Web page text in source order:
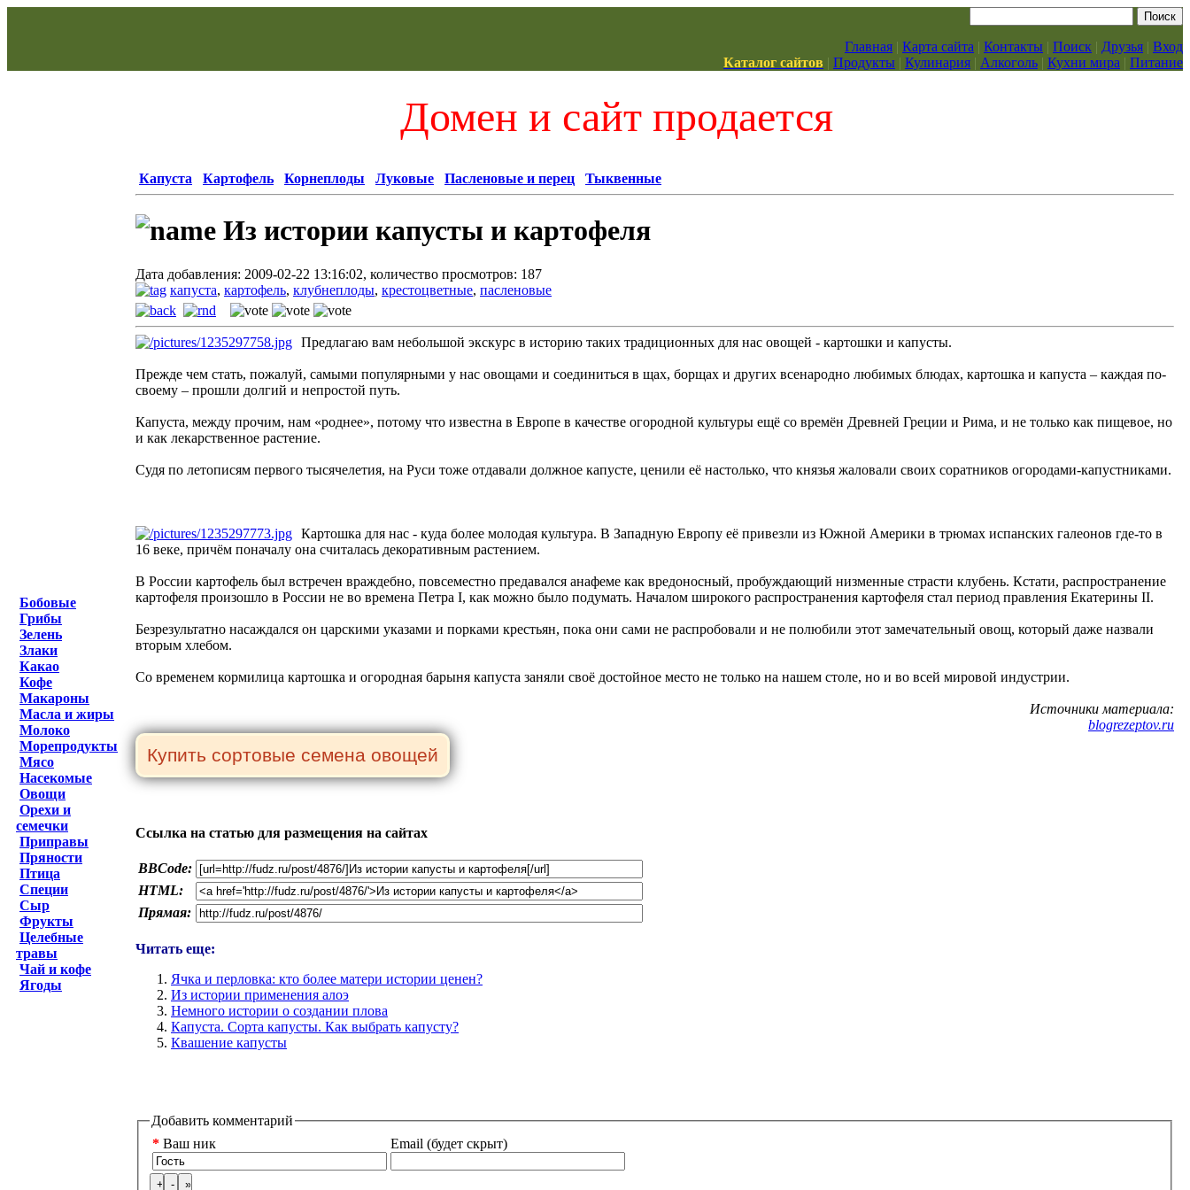
Главная | Карта сайта | Контакты | Поиск | Друзья | Вход
Каталог сайтов | Продукты | Кулинария | Алкоголь | Кухни мира | Питание
Домен и сайт продается
Бобовые
Грибы
Зелень
Злаки
Какао
Кофе
Макароны
Масла и жиры
Молоко
Морепродукты
Мясо
Насекомые
Овощи
Орехи и
семечки
Приправы
Пряности
Птица
Специи
Сыр
Фрукты
Целебные
травы
Чай и кофе
Ягоды
Капуста Картофель Корнеплоды Луковые Пасленовые и перец Тыквенные
Из истории капусты и картофеля
Дата добавления: 2009-02-22 13:16:02, количество просмотров: 187
капуста, картофель, клубнеплоды, крестоцветные, пасленовые
Предлагаю вам небольшой экскурс в историю таких традиционных для нас овощей - картошки и капусты.
Прежде чем стать, пожалуй, самыми популярными у нас овощами и соединиться в щах, борщах и других всенародно любимых блюдах, картошка и капуста – каждая по-
своему – прошли долгий и непростой путь.
Капуста, между прочим, нам «роднее», потому что известна в Европе в качестве огородной культуры ещё со времён Древней Греции и Рима, и не только как пищевое, но
и как лекарственное растение.
Судя по летописям первого тысячелетия, на Руси тоже отдавали должное капусте, ценили её настолько, что князья жаловали своих соратников огородами-капустниками.
Картошка для нас - куда более молодая культура. В Западную Европу её привезли из Южной Америки в трюмах испанских галеонов где-то в
16 веке, причём поначалу она считалась декоративным растением.
В России картофель был встречен враждебно, повсеместно предавался анафеме как вредоносный, пробуждающий низменные страсти клубень. Кстати, распространение
картофеля произошло в России не во времена Петра I, как можно было подумать. Началом широкого распространения картофеля стал период правления Екатерины II.
Безрезультатно насаждался он царскими указами и порками крестьян, пока они сами не распробовали и не полюбили этот замечательный овощ, который даже назвали
вторым хлебом.
Со временем кормилица картошка и огородная барыня капуста заняли своё достойное место не только на нашем столе, но и во всей мировой индустрии.
Источники материала:
blogrezeptov.ru
Ссылка на статью для размещения на сайтах
BBCode:
HTML:
Прямая:
Читать еще:
Ячка и перловка: кто более матери истории ценен?
Из истории применения алоэ
Немного истории о создании плова
Капуста. Сорта капусты. Как выбрать капусту?
Квашение капусты
Добавить комментарий
* Ваш ник Email (будет скрыт)